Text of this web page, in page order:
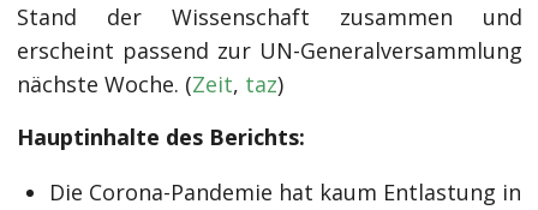
Stand der Wissenschaft zusammen und
erscheint passend zur UN-Generalversammlung
nächste Woche. (Zeit, taz)
Hauptinhalte des Berichts:
Die Corona-Pandemie hat kaum Entlastung in